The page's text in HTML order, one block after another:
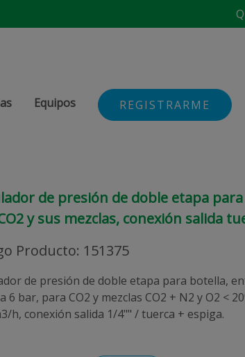
Equipos REGISTRARME
de presión de doble etapa
y sus mezclas, conexión salida
Producto: 151375
de presión de doble etapa para botella,
6 bar, para CO2 y mezclas CO2 + N2 y O2 <
h, conexión salida 1/4"" / tuerca + espiga.